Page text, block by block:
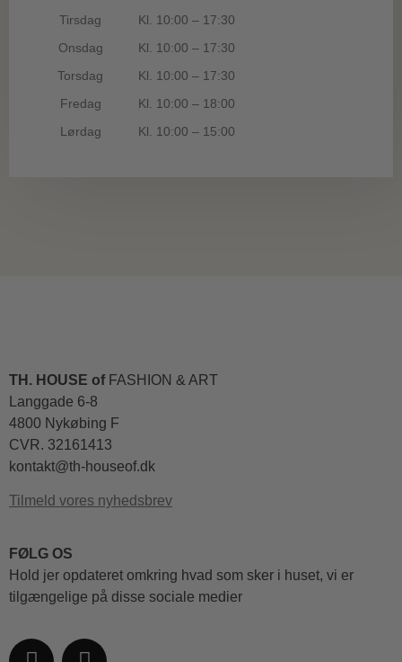
Tirsdag
10:00 – 17:30
Onsdag
10:00 – 17:30
Torsdag
10:00 – 17:30
Fredag
10:00 – 18:00
Lørdag
10:00 – 15:00
TH. HOUSE ofFASHION & ART
Langgade 6-8
4800 Nykøbing F
CVR. 32161413
kontakt@th-houseof.dk
Tilmeld vores nyhedsbrev
FØLG OS
Hold jer opdateret omkring hvad som sker i huset, vi er
tilgængelige på disse sociale medier